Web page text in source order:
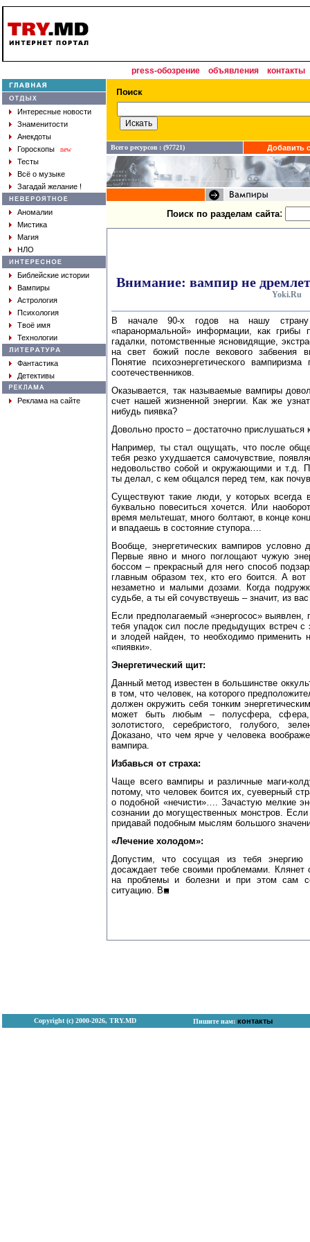
press-обозрение объявления контакты
Интересные новости
Знаменитости
Анекдоты
Гороскопы
new
Тесты
Всё о музыке
Загадай желание !
Аномалии
Мистика
Магия
НЛО
Библейские истории
Вампиры
Астрология
Психология
Твоё имя
Технологии
Фантастика
Детективы
Реклама на сайте
Всего ресурсов : (97721) Добавить
Поиск по разделам сайта:
Внимание: вампир не
Yoki.Ru
В начале 90-х годов на нашу страну
«паранормальной» информации, как грибы
гадалки, потомственные ясновидящие,
на свет божий после векового забвения
Понятие психоэнергетического
соотечественников.
Оказывается, так называемые вампиры
счет нашей жизненной энергии. Как же
нибудь пиявка?
Довольно просто – достаточно
Например, ты стал ощущать, что после
тебя резко ухудшается самочувствие,
недовольство собой и окружающими и т.д.
ты делал, с кем общался перед тем, как
Существуют такие люди, у которых всегда
буквально повеситься хочется. Или
время мельтешат, много болтают, в конце
и впадаешь в состояние ступора….
Вообще, энергетических вампиров
Первые явно и много поглощают чужую
боссом – прекрасный для него способ
главным образом тех, кто его боится. А
незаметно и малыми дозами. Когда
судьбе, а ты ей сочувствуешь – значит, из
Если предполагаемый «энергосос»
тебя упадок сил после предыдущих встреч с
и злодей найден, то необходимо
«пиявки».
Энергетический щит:
Данный метод известен в большинстве
в том, что человек, на которого
должен окружить себя тонким
может быть любым – полусфера, сфера,
золотистого, серебристого, голубого,
Доказано, что чем ярче у человека
вампира.
Избавься от страха:
Чаще всего вампиры и различные маги-
потому, что человек боится их, суеверный
о подобной «нечисти»…. Зачастую мелкие
сознании до могущественных монстров.
придавай подобным мыслям большого
«Лечение холодом»:
Допустим, что сосущая из тебя энергию
досаждает тебе своими проблемами. Клянет
на проблемы и болезни и при этом сам
ситуацию. В
Copyright (с) 2000-2026, TRY.MD Пишите нам: контакты